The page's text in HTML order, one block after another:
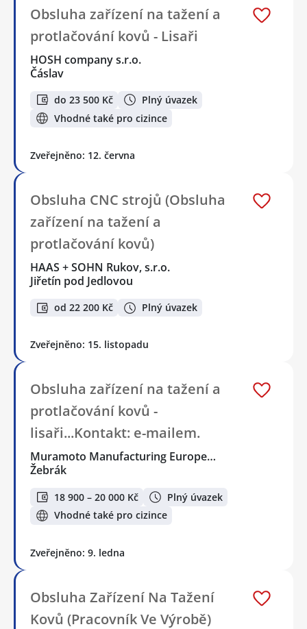
Obsluha zařízení na tažení a
protlačování kovů - Lisaři
HOSH company s.r.o.
Čáslav
do 23 500 Kč
Plný úvazek
Vhodné také pro cizince
Zveřejněno: 12. června
Obsluha CNC strojů (Obsluha
zařízení na tažení a
protlačování kovů)
HAAS + SOHN Rukov, s.r.o.
Jiřetín pod Jedlovou
od 22 200 Kč Plný úvazek
Zveřejněno: 15. listopadu
Obsluha zařízení na tažení a
protlačování kovů -
lisaři...Kontakt: e-mailem.
Muramoto Manufacturing Europe…
Žebrák
18 900 – 20 000 Kč
Plný úvazek
Vhodné také pro cizince
Zveřejněno: 9. ledna
Obsluha Zařízení Na Tažení
Kovů (Pracovník Ve Výrobě)